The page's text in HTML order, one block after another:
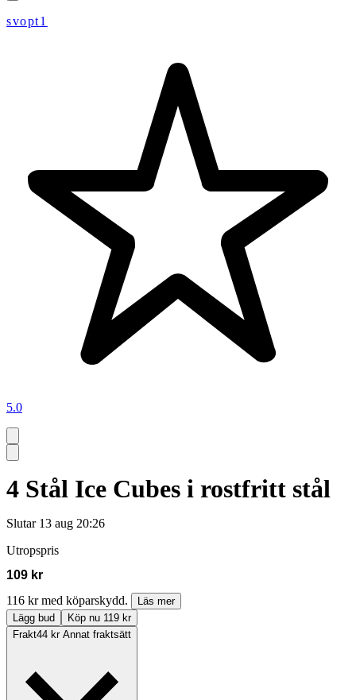
svopt1
5.0
4 Stål Ice Cubes i rostfritt stål
Slutar 13 aug 20:26
Utropspris
109 kr
116 kr med köparskydd.
Läs mer
Lägg bud
Köp nu 119 kr
Frakt44 kr Annat fraktsätt